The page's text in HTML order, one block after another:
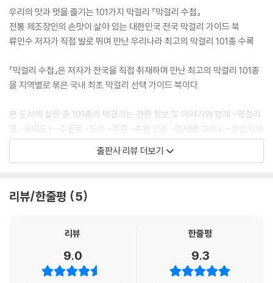
막걸리 색인(가나다순)
양의 대나무나 진도의 울금 그리고 솔잎이나 자색고구마 등 지역의 특색이
살아 있는 맛 좋은 막걸리들을 만날 수 있는 전라도 지역, 소비자들에게 조
금 더 손쉽게 다가갈 수 있다면 금상첨화일 것이다.
우리의 맛과 멋을 즐기는 101가지 막걸리 『막걸리 수첩』
전통 제조장인의 손맛이 살아 있는 대한민국 전국 막걸리 가이드 북
류인수 저자가 직접 발로 뛰며 만난 우리나라 최고의 막걸리 101종 수록
『막걸리 수첩』은 저자가 전국을 직접 취재하며 만난 최고의 막걸리 101종
을 지역별로 묶은 국내 최초 막걸리 선택 가이드 북이다.
본 도서에 실린 총 101종의 막걸리는 관련 정보 및 이야기와 함께 -막걸리
명 -육미도* -주원료 -도수 -주종 -추천 안주 -업체명 그리고 -생산지와
전화번호로 소개됐다. 특히, 각각의 막걸리는 현재 한국가양주협회 회장이
면서 허영만의 『식객』에 젊은 우리 술꾼으로 주목받고 있는 저자 류인수가
또한 각 막걸리에 대한 설명과 함께 지역별 막걸리에 대한 특징에 대해 -그
걸리 지도를 실어 본 서에 소개된 막걸리 생산 지역을 상세히 설명, 누구나
한편, 이 책은 ‘구루메** 수첩’의 열 번 째 권으로 첫 번째 권인 『스시 수첩』
출판사 리뷰 더보기
리뷰/한줄평 5
리뷰
9.0
한줄평
9.3